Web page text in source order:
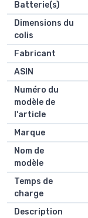
Batterie(s)
Dimensions du
colis
Fabricant
ASIN
Numéro du
modèle de
l'article
Marque
Nom de
modèle
Temps de
charge
Description